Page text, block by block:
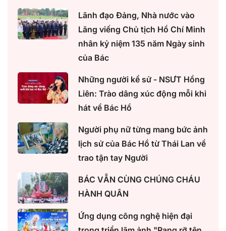
Lãnh đạo Đảng, Nhà nước vào
Lăng viếng Chủ tịch Hồ Chí Minh
nhân kỷ niệm 135 năm Ngày sinh
của Bác
Những người kể sử - NSƯT Hồng
Liên: Trào dâng xúc động mỗi khi
hát về Bác Hồ
Người phụ nữ từng mang bức ảnh
lịch sử của Bác Hồ từ Thái Lan về
trao tận tay Người
BÁC VẪN CÙNG CHÚNG CHÁU
HÀNH QUÂN
Ứng dụng công nghệ hiện đại